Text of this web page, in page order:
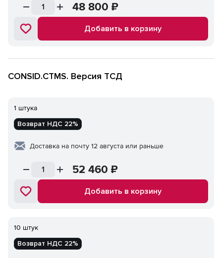
48 800 ₽
Добавить в корзину
CONSID.CTMS. Версия ТСД
1 штука
Возврат НДС 22%
Доставка на почту 12 августа или раньше
52 460 ₽
Добавить в корзину
10 штук
Возврат НДС 22%